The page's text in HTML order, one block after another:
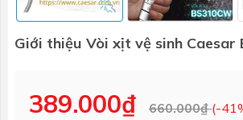
Giới thiệu Vòi xịt vệ sinh Caesar
389.000₫ 660.000₫(-